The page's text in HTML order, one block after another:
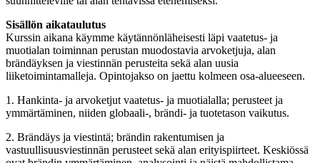
Sisällön aikataulutus
Kurssin aikana käymme käytännönläheisesti läpi vaatetus- ja
muotialan toiminnan perustan muodostavia arvoketjuja, alan
brändäyksen ja viestinnän perusteita sekä alan uusia
liiketoimintamalleja. Opintojakso on jaettu kolmeen osa-alueeseen.
1. Hankinta- ja arvoketjut vaatetus- ja muotialalla; perusteet ja
ymmärtäminen, niiden globaali-, brändi- ja tuotetason vaikutus.
2. Brändäys ja viestintä; brändin rakentumisen ja
vastuullisuusviestinnän perusteet sekä alan erityispiirteet. Keskiössä